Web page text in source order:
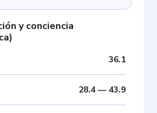
y conciencia
)
36.1
28.4— 43.9